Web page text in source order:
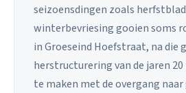
seizoensdingen zoals
winterbevriesing gooien soms
in Groeseind Hoefstraat, na die
herstructurering van de jaren
te maken met de overgang naar